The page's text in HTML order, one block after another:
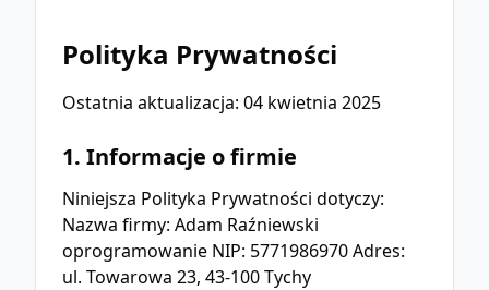
Polityka Prywatności
Ostatnia aktualizacja: 04 kwietnia 2025
1. Informacje o firmie
Niniejsza Polityka Prywatności dotyczy:
Nazwa firmy: Adam Raźniewski
oprogramowanie NIP: 5771986970 Adres:
ul. Towarowa 23, 43-100 Tychy